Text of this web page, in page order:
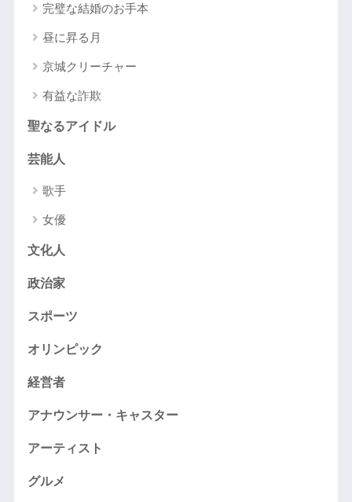
完璧な結婚のお手本
昼に昇る月
京城クリーチャー
有益な詐欺
聖なるアイドル
芸能人
歌手
女優
文化人
政治家
スポーツ
オリンピック
経営者
アナウンサー・キャスター
アーティスト
グルメ